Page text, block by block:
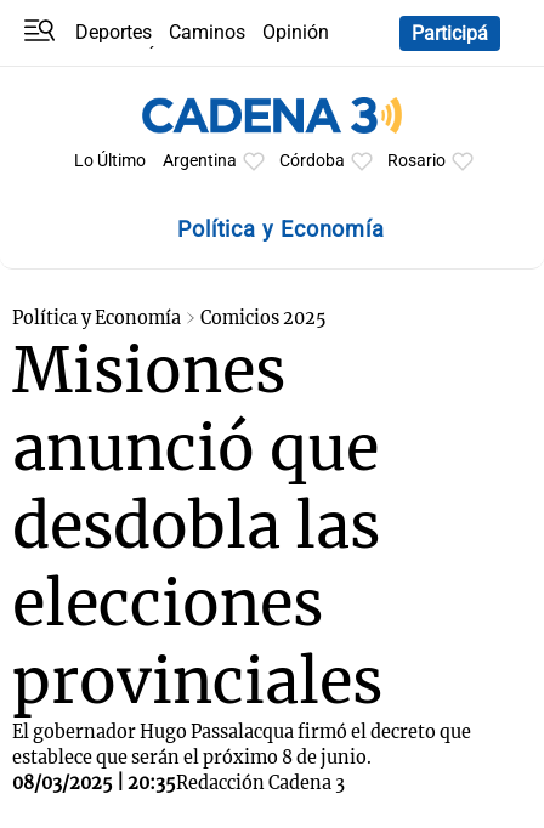
Deportes Caminos
Opinión
Participá
Lo Último Argentina Córdoba Rosario
Política y Economía
Política y Economía Comicios 2025
Misiones
anunció que
desdobla las
elecciones
provinciales
El gobernador Hugo Passalacqua firmó el decreto que
establece que serán el próximo 8 de junio.
08/03/2025 | 20:35Redacción Cadena 3